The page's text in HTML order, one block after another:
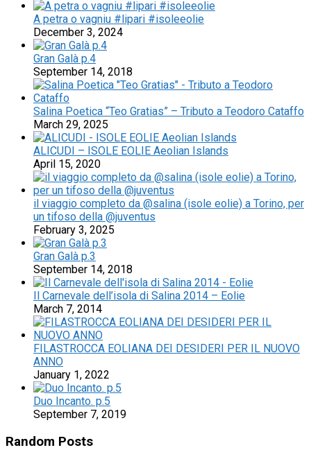
A petra o vagniu #lipari #isoleeolie
December 3, 2024
Gran Galà p.4
September 14, 2018
Salina Poetica “Teo Gratias” – Tributo a Teodoro Cataffo
March 29, 2025
ALICUDI – ISOLE EOLIE Aeolian Islands
April 15, 2020
il viaggio completo da @salina (isole eolie) a Torino, per
un tifoso della @juventus
February 3, 2025
Gran Galà p.3
September 14, 2018
Il Carnevale dell’isola di Salina 2014 – Eolie
March 7, 2014
FILASTROCCA EOLIANA DEI DESIDERI PER IL NUOVO
ANNO
January 1, 2022
Duo Incanto. p.5
September 7, 2019
Random Posts